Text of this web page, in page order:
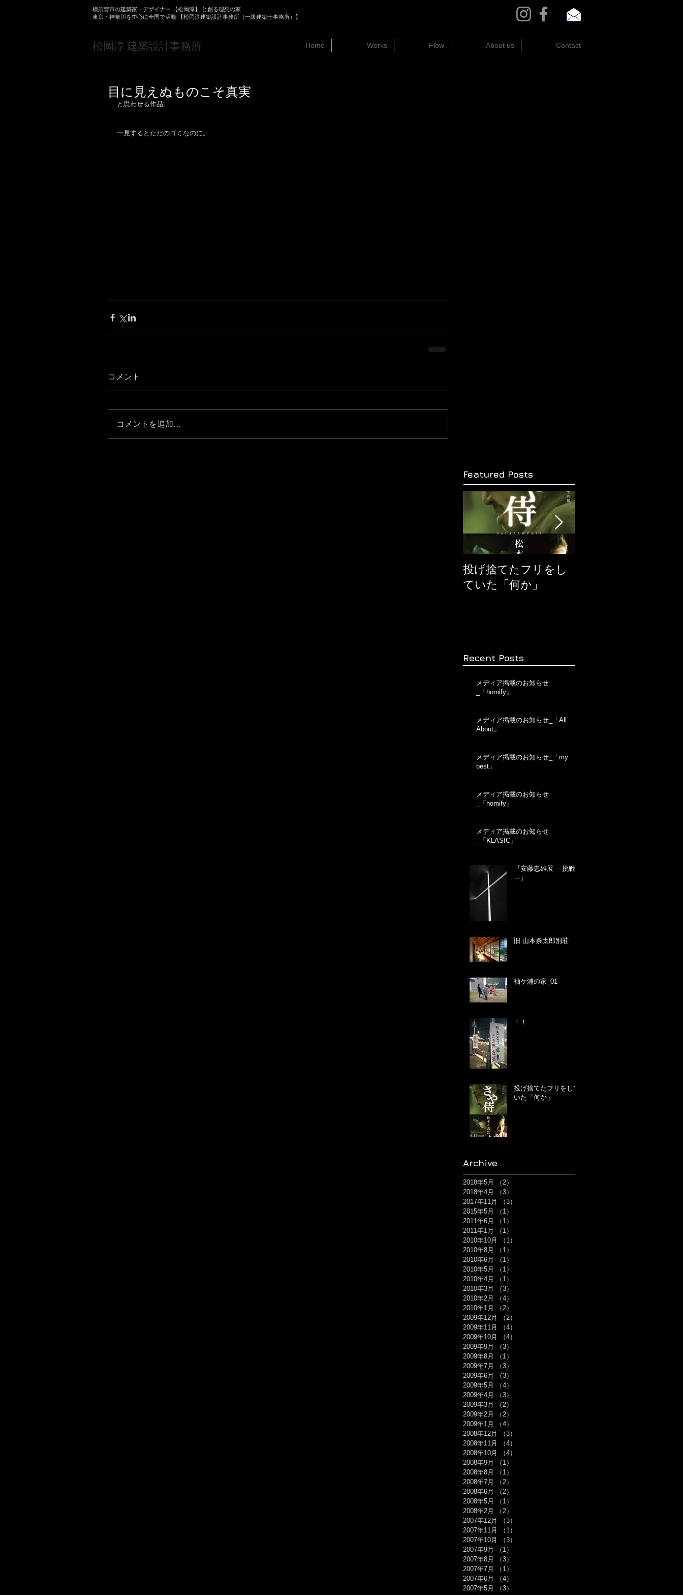
横須賀市の建築家・デザイナー 【松岡淳】 と創る理想の家
東京・神奈川を中心に全国で活動 【松岡淳建築設計事務所（一級建築士事務所）】
​松岡淳 建築設計事務所 Home Works Flow About us Contact
目に見えぬものこそ真実
と思わせる作品。
一見するとただのゴミなのに。
コメント
コメントを追加…
Featured Posts
投げ捨てたフリをし
ていた「何か」
Recent Posts
メディア掲載のお知らせ
_「homify」
メディア掲載のお知らせ_「All
About」
メディア掲載のお知らせ_「my
best」
メディア掲載のお知らせ
_「homify」
メディア掲載のお知らせ
_「KLASIC」
『安藤忠雄展 ―挑戦
―』
旧 山本条太郎別荘
袖ケ浦の家_01
！！
投げ捨てたフリをして
いた「何か」
Archive
2018年5月 （2）
2018年4月
（3）
2017年11月
（3）
2015年5月
（1）
2011年6月
（1）
2011年1月
（1）
2010年10月
（1）
2010年8月
（1）
2010年6月
（1）
2010年5月
（1）
2010年4月
（1）
2010年3月
（3）
2010年2月
（4）
2010年1月
（2）
2009年12月
（2）
2009年11月
（4）
2009年10月
（4）
2009年9月
（3）
2009年8月
（1）
2009年7月
（3）
2009年6月
（3）
2009年5月
（4）
2009年4月
（3）
2009年3月
（2）
2009年2月
（2）
2009年1月
（4）
2008年12月
（3）
2008年11月
（4）
2008年10月
（4）
2008年9月
（1）
2008年8月
（1）
2008年7月
（2）
2008年6月
（2）
2008年5月
（1）
2008年2月
（2）
2007年12月
（3）
2007年11月
（1）
2007年10月
（3）
2007年9月
（1）
2007年8月
（3）
2007年7月
（1）
2007年6月
（4）
2007年5月
（3）